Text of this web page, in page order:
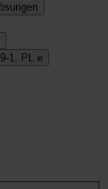
1, PL e